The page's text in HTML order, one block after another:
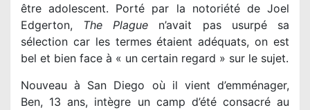
être adolescent. Porté par la notoriété de Joel
Edgerton, The Plague n’avait pas usurpé sa
sélection car les termes étaient adéquats, on est
bel et bien face à « un certain regard » sur le sujet.
Nouveau à San Diego où il vient d’emménager,
Ben, 13 ans, intègre un camp d’été consacré au